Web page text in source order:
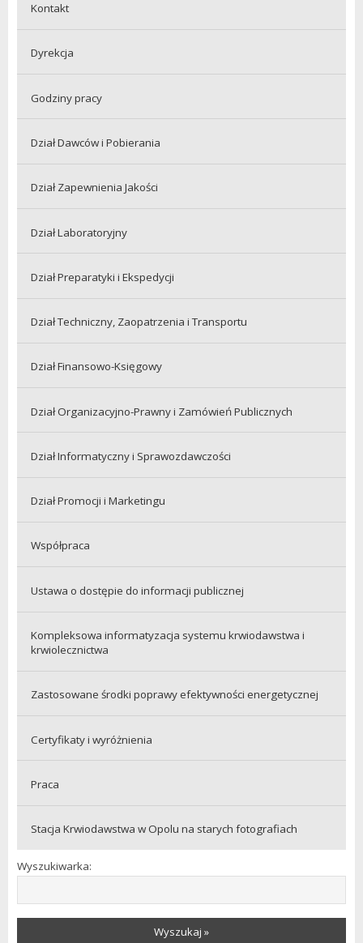
Kontakt
Dyrekcja
Godziny pracy
Dział Dawców i Pobierania
Dział Zapewnienia Jakości
Dział Laboratoryjny
Dział Preparatyki i Ekspedycji
Dział Techniczny, Zaopatrzenia i Transportu
Dział Finansowo-Księgowy
Dział Organizacyjno-Prawny i Zamówień Publicznych
Dział Informatyczny i Sprawozdawczości
Dział Promocji i Marketingu
Współpraca
Ustawa o dostępie do informacji publicznej
Kompleksowa informatyzacja systemu krwiodawstwa i
krwiolecznictwa
Zastosowane środki poprawy efektywności energetycznej
Certyfikaty i wyróżnienia
Praca
Stacja Krwiodawstwa w Opolu na starych fotografiach
Wyszukiwarka:
Wyszukaj »